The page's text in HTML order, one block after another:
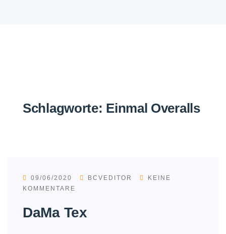
Schlagworte: Einmal Overalls
09/06/2020 BCVEDITOR
KEINE
KOMMENTARE
DaMa Tex